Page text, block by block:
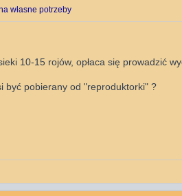
własne potrzeby
10-15 rojów, opłaca się prowadzić
być pobierany od "reproduktorki" ?